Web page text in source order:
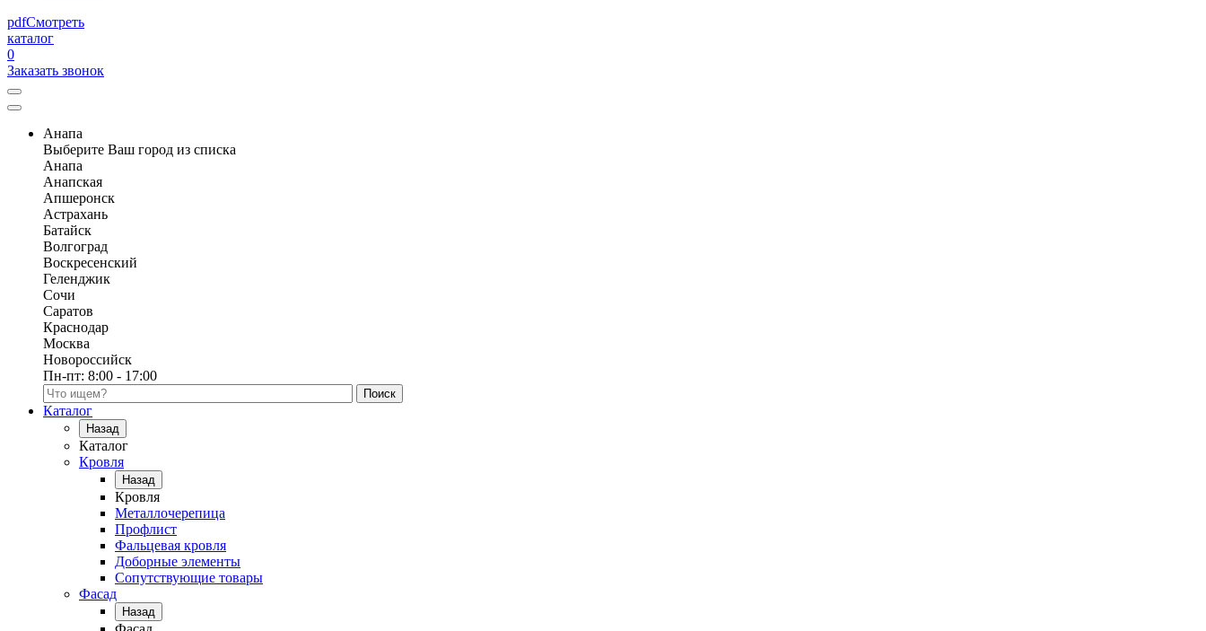
pdfСмотреть
каталог
0
Заказать звонок
Анапа
Выберите Ваш город из списка
Анапа
Анапская
Апшеронск
Астрахань
Батайск
Волгоград
Воскресенский
Геленджик
Сочи
Саратов
Краснодар
Москва
Новороссийск
Пн-пт: 8:00 - 17:00
Поиск по каталогу
Каталог
Назад
Каталог
Кровля
Назад
Кровля
Металлочерепица
Профлист
Фальцевая кровля
Доборные элементы
Сопутствующие товары
Фасад
Назад